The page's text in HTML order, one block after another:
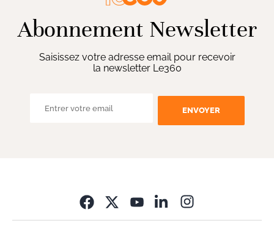
Abonnement Newsletter
Saisissez votre adresse email pour recevoir
la newsletter Le360
ENVOYER